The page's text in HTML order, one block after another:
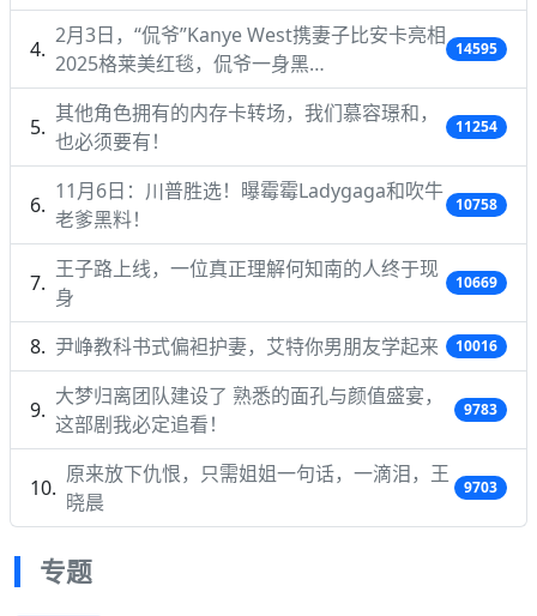
2月3日，“侃爷”Kanye West携妻子比安卡亮相
2025格莱美红毯，侃爷一身黑…
14595
其他角色拥有的内存卡转场，我们慕容璟和，
也必须要有！
11254
11月6日：川普胜选！曝霉霉Ladygaga和吹牛
老爹黑料！
10758
王子路上线，一位真正理解何知南的人终于现
身
10669
尹峥教科书式偏袒护妻，艾特你男朋友学起来 10016
大梦归离团队建设了 熟悉的面孔与颜值盛宴，
这部剧我必定追看！
9783
原来放下仇恨，只需姐姐一句话，一滴泪，王
晓晨
9703
专题